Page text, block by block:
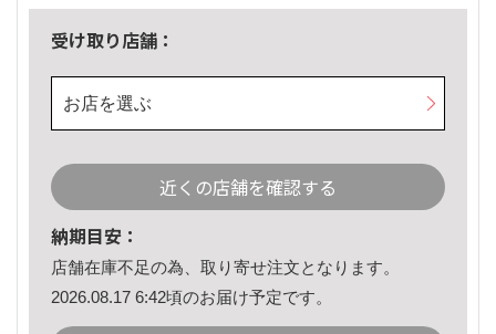
受け取り店舗：
お店を選ぶ
近くの店舗を確認する
納期目安：
店舗在庫不足の為、取り寄せ注文となります。
2026.08.17 6:42頃のお届け予定です。